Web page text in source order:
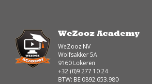
WeZooz Academy
WeZooz NV
Wolfsakker 5A
9160 Lokeren
+32 (0)9 277 10 24
BTW: BE 0892.653.980